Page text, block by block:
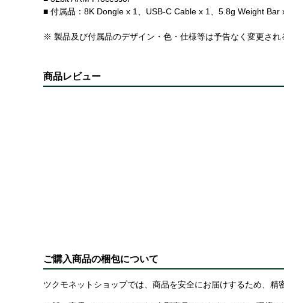
■ 付属品：8K Dongle x 1、USB-C Cable x 1、5.8g Weight
※ 製品及び付属品のデザイン・色・仕様等は予告なく変更され
商品レビュー
ご購入商品の梱包について
ツクモネットショップでは、商品を安全にお届けするため、